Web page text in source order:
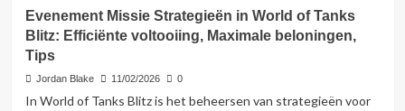
Missie
Types
World
Tanks
Evenement Missie Strategieën in World of Tanks
Blitz: Efficiënte voltooiing, Maximale beloningen,
Tips
Jordan Blake 11/02/2026 0
In World of Tanks Blitz is het beheersen van strategieën voor